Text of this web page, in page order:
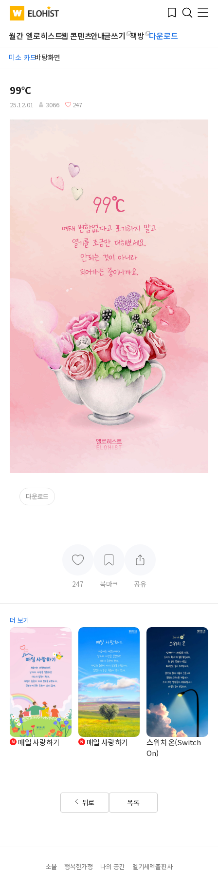
WATV Elohist-
Home
Bookmark
Search
Menu
월간 엘로히스트웹 콘텐츠안내글쓰기 책방 다운로드
미소 카드바탕화면
Submit
99℃
25.12.01 3066 247
다운로드
247 북마크 공유
더 보기
매일 사랑하기 매일 사랑하기
스위치 온(Switch
On)
뒤로 목록
소울 행복한가정 나의 공간 멜기세덱출판사